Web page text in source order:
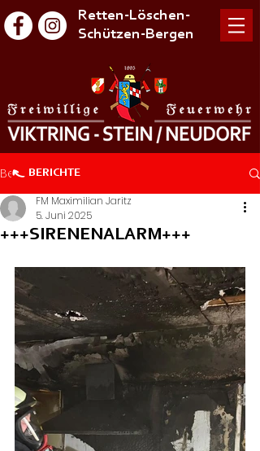
Retten-Löschen-
Schützen-Bergen
Beitrag
+++SIRENENALARM+++
FM Maximilian Jaritz
5. Juni 2025
BERICHTE